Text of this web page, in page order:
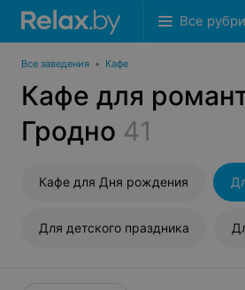
Все
Все заведения • Кафе
Кафе для
Гродно 41
Кафе для Дня рождения
Для детского праздника